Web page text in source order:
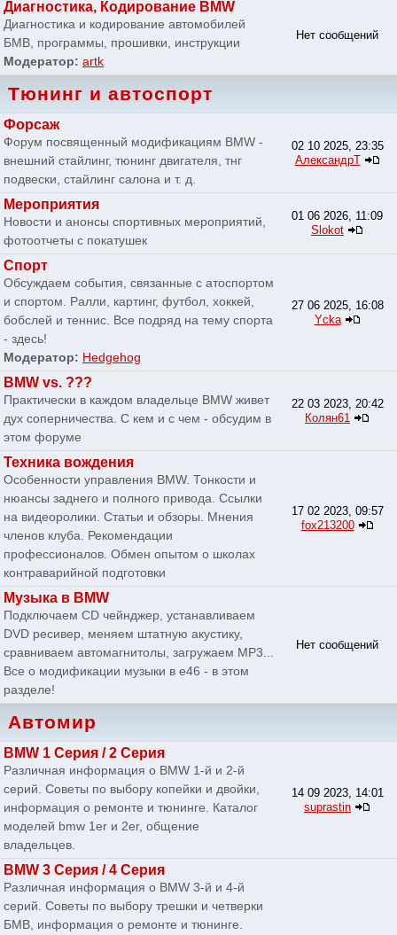
Диагностика, Кодирование BMW
Диагностика и кодирование автомобилей
БМВ, программы, прошивки, инструкции
Модератор: artk
Нет сообщений
Тюнинг и автоспорт
Форсаж
Форум посвященный модификациям BMW -
внешний стайлинг, тюнинг двигателя, тнг
подвески, стайлинг салона и т. д.
02 10 2025, 23:35
АлександрТ
Мероприятия
Новости и анонсы спортивных мероприятий,
фотоотчеты с покатушек
01 06 2026, 11:09
Slokot
Спорт
Обсуждаем события, связанные с атоспортом
и спортом. Ралли, картинг, футбол, хоккей,
бобслей и теннис. Все подряд на тему спорта
- здесь!
Модератор: Hedgehog
27 06 2025, 16:08
Ycka
BMW vs. ???
Практически в каждом владельце BMW живет
дух соперничества. С кем и с чем - обсудим в
этом форуме
22 03 2023, 20:42
Колян61
Техника вождения
Особенности управления BMW. Тонкости и
нюансы заднего и полного привода. Ссылки
на видеоролики. Статьи и обзоры. Мнения
членов клуба. Рекомендации
профессионалов. Обмен опытом о школах
контраварийной подготовки
17 02 2023, 09:57
fox213200
Музыка в BMW
Подключаем CD чейнджер, устанавливаем
DVD ресивер, меняем штатную акустику,
сравниваем автомагнитолы, загружаем MP3...
Все о модификации музыки в e46 - в этом
разделе!
Нет сообщений
Автомир
BMW 1 Серия / 2 Серия
Различная информация о BMW 1-й и 2-й
серий. Советы по выбору копейки и двойки,
информация о ремонте и тюнинге. Каталог
моделей bmw 1er и 2er, общение
владельцев.
14 09 2023, 14:01
suprastin
BMW 3 Серия / 4 Серия
Различная информация о BMW 3-й и 4-й
серий. Советы по выбору трешки и четверки
БМВ, информация о ремонте и тюнинге.